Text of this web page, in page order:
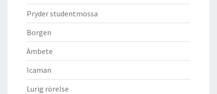
Pryder studentmössa
Borgen
Ämbete
Icaman
Lurig rörelse